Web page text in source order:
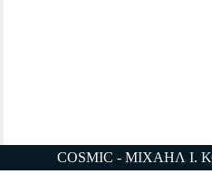
COSMIC - ΜΙΧΑΗΛ Ι.